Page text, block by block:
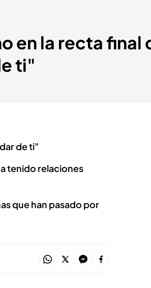
en la recta final
ti"
de ti"
tenido relaciones
que han pasado por